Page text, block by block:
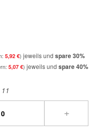
5,92 € jeweils und spare30%
5,07 € jeweils und spare40%
11
+